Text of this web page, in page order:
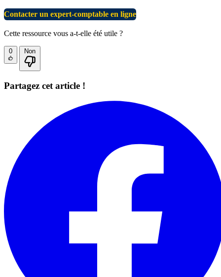
Contacter un expert-comptable en ligne
Cette ressource vous a-t-elle été utile ?
0
Partagez cet article !